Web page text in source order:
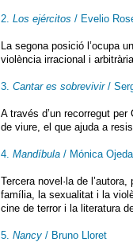
2. Los ejércitos / Evelio
La segona posició l’ocupa
violència irracional i
3. Cantar es sobrevivir/
A través d’un recorregut
de viure, el que ajuda a
4. Mandíbula / Mónica Ojeda
Tercera novel·la de
família, la sexualitat i la
cine de terror i la literatura
5. Nancy / Bruno Lloret